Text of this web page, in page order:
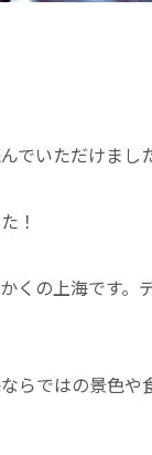
でいただけまし
！
くの上海です。
らではの景色や